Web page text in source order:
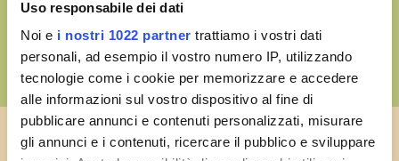
Uso responsabile dei dati
Noi e i nostri 1022 partner trattiamo i vostri dati
personali, ad esempio il vostro numero IP, utilizzando
tecnologie come i cookie per memorizzare e accedere
alle informazioni sul vostro dispositivo al fine di
pubblicare annunci e contenuti personalizzati, misurare
gli annunci e i contenuti, ricercare il pubblico e sviluppare
200 °C
Im ofen
60 minuten
in der pfanne